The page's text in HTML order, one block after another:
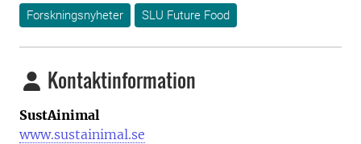
Forskningsnyheter
SLU Future Food
Kontaktinformation
SustAinimal
www.sustainimal.se